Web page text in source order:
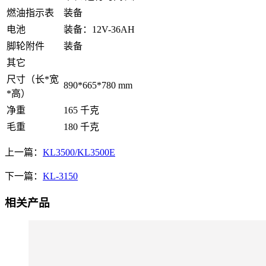
燃油指示表
装备
电池
装备：12V-36AH
脚轮附件
装备
其它
尺寸（长*宽
*高）
890*665*780 mm
净重
165 千克
毛重
180 千克
上一篇： KL3500/KL3500E
下一篇： KL-3150
相关产品